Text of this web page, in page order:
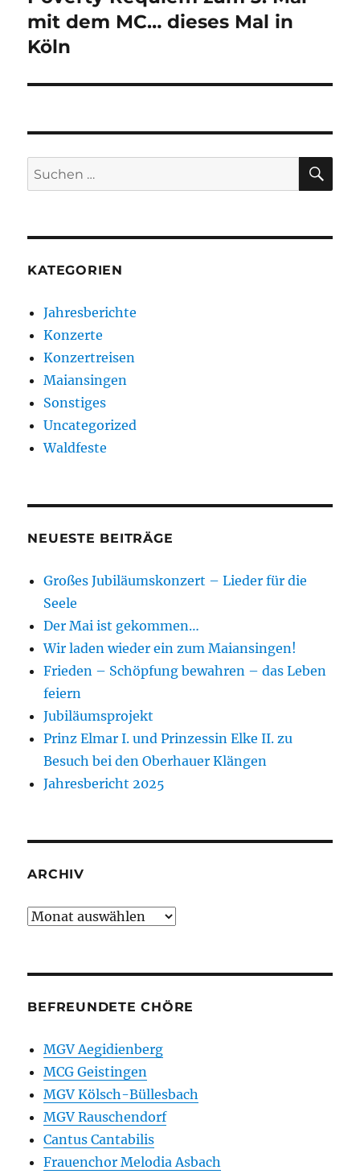
mit dem MC… dieses Mal in
Köln
Suchen
nach:
KATEGORIEN
Jahresberichte
Konzerte
Konzertreisen
Maiansingen
Sonstiges
Uncategorized
Waldfeste
NEUESTE BEITRÄGE
Großes Jubiläumskonzert – Lieder für die
Seele
Der Mai ist gekommen…
Wir laden wieder ein zum Maiansingen!
Frieden – Schöpfung bewahren – das Leben
feiern
Jubiläumsprojekt
Prinz Elmar I. und Prinzessin Elke II. zu
Besuch bei den Oberhauer Klängen
Jahresbericht 2025
ARCHIV
Archiv
BEFREUNDETE CHÖRE
MGV Aegidienberg
MCG Geistingen
MGV Kölsch-Büllesbach
MGV Rauschendorf
Cantus Cantabilis
Frauenchor Melodia Asbach